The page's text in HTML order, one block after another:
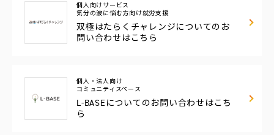
個人向けサービス
気分の波に悩む方向け就労支援
双極はたらくチャレンジについてのお
問い合わせはこちら
個人・法人向け
コミュニティスペース
L-BASEについてのお問い合わせはこち
ら